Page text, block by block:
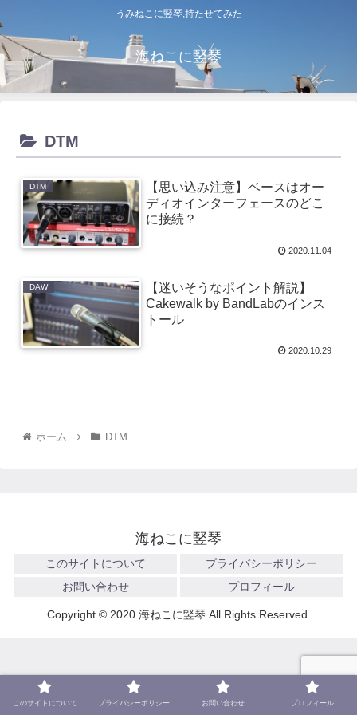
うみねこに竪琴,持たせてみた
海ねこに竪琴
DTM
DTM
【思い込み注意】ベースはオー
ディオインターフェースのどこ
に接続？
2020.11.04
DAW
【迷いそうなポイント解説】
Cakewalk by BandLabのインス
トール
2020.10.29
ホーム DTM
海ねこに竪琴
このサイトについて
プライバシーポリシー
お問い合わせ
プロフィール
Copyright © 2020 海ねこに竪琴 All Rights Reserved.
このサイトについて プライバシーポリシー お問い合わせ プロフィール